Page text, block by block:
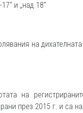
и „над 18“
на
на
през 2015 г. и са